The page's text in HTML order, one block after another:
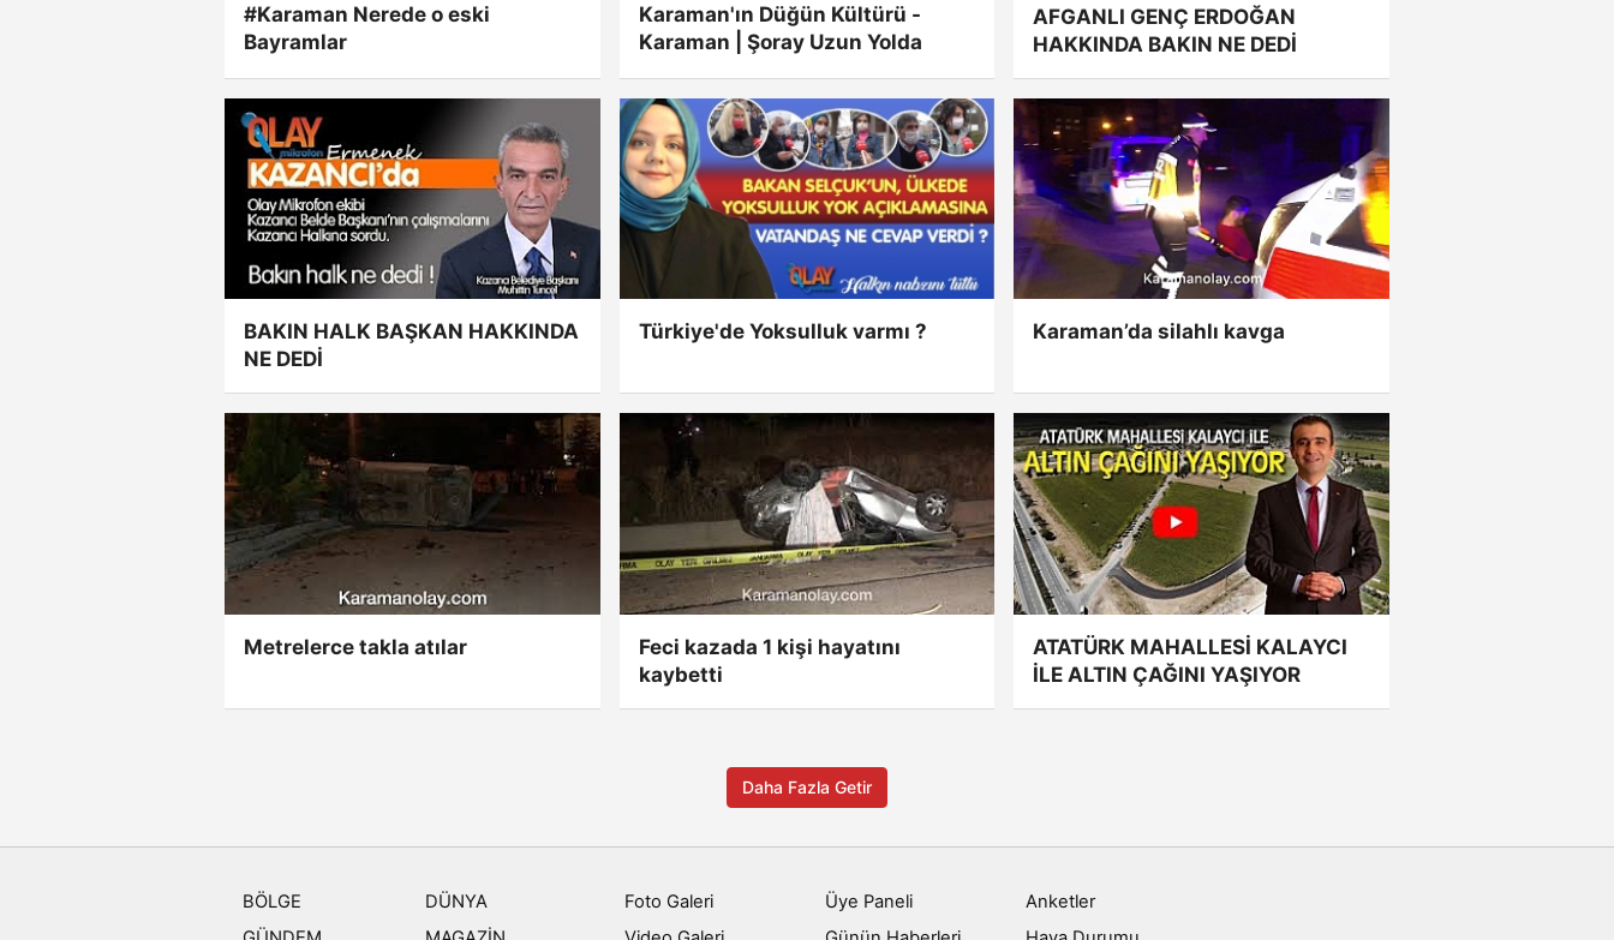
#Karaman Nerede o eski
Bayramlar
Karaman'ın Düğün Kültürü -
Karaman | Şoray Uzun Yolda
AFGANLI GENÇ ERDOĞAN
HAKKINDA BAKIN NE DEDİ
BAKIN HALK BAŞKAN HAKKINDA
NE DEDİ
Türkiye'de Yoksulluk varmı ? Karaman’da silahlı kavga
Metrelerce takla atılar
Feci kazada 1 kişi hayatını
kaybetti
ATATÜRK MAHALLESİ KALAYCI
İLE ALTIN ÇAĞINI YAŞIYOR
Daha Fazla Getir
BÖLGE
DÜNYA
Foto Galeri
Üye Paneli
Anketler